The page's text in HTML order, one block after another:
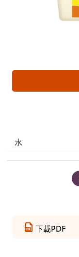
水
下載PDF